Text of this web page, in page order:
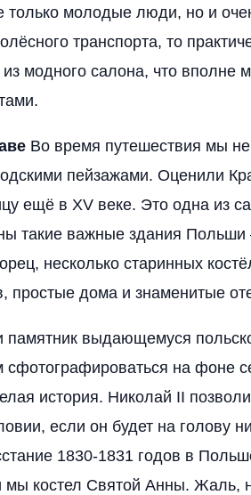
только молодые люди, но и
транспорта, то
из модного салона, что вполне
Во время путешествия мы
пейзажами. Оценили
ещё в XV веке. Это одна из
такие важные здания Польши
несколько старинных
простые дома и знаменитые
выдающемуся
на фоне
история. Николай II
если он будет на голову
1830-1831 годов в
мы костел Святой Анны. Жаль,